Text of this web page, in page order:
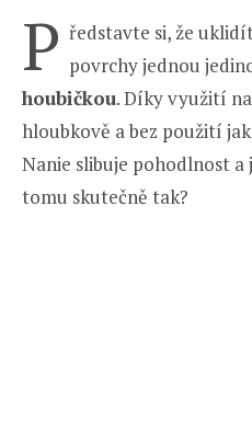
P ředstavte si, že
povrchy jednou
houbičkou. Díky využití
hloubkově a bez použití
Nanie slibuje pohodlnost
tomu skutečně tak?